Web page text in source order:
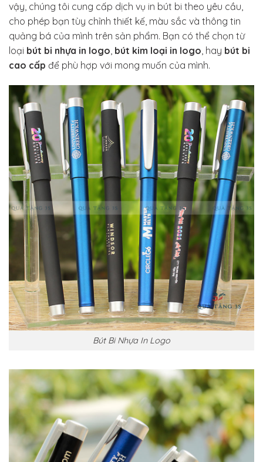
vậy, chúng tôi cung cấp dịch vụ in bút bi theo yêu cầu,
cho phép bạn tùy chỉnh thiết kế, màu sắc và thông tin
quảng bá của mình trên sản phẩm. Bạn có thể chọn từ
loại bút bi nhựa in logo, bút kim loại in logo, hay bút bi
cao cấp để phù hợp với mong muốn của mình.
Bút Bi Nhựa In Logo